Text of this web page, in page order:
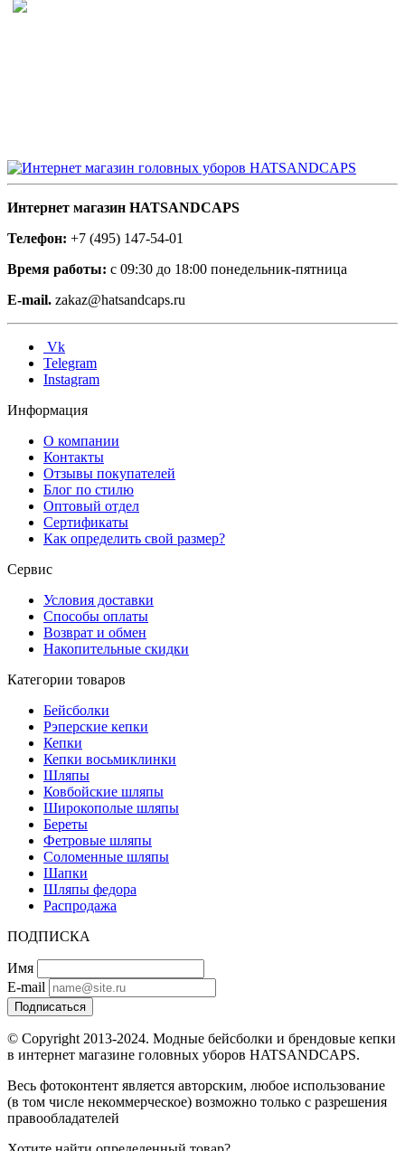
Интернет магазин HATSANDCAPS
Телефон: +7 (495) 147-54-01
Время работы: с 09:30 до 18:00 понедельник-пятница
E-mail. zakaz@hatsandcaps.ru
Vk
Telegram
Instagram
Информация
О компании
Контакты
Отзывы покупателей
Блог по стилю
Оптовый отдел
Сертификаты
Как определить свой размер?
Сервис
Условия доставки
Способы оплаты
Возврат и обмен
Накопительные скидки
Категории товаров
Бейсболки
Рэперские кепки
Кепки
Кепки восьмиклинки
Шляпы
Ковбойские шляпы
Широкополые шляпы
Береты
Фетровые шляпы
Соломенные шляпы
Шапки
Шляпы федора
Распродажа
ПОДПИСКА
Имя
E-mail
Подписаться
© Copyright 2013-2024. Модные бейсболки и брендовые кепки
в интернет магазине головных уборов HATSANDCAPS.
Весь фотоконтент является авторским, любое использование
(в том числе некоммерческое) возможно только с разрешения
правообладателей